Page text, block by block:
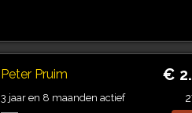
Peter Pruim
3 jaar en 8 maanden actief
€